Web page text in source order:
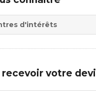
d'intérêts
votre